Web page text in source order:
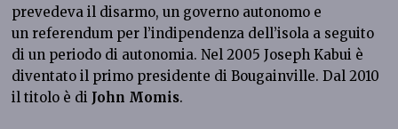
prevedeva il disarmo, un governo autonomo e
un referendum per l’indipendenza dell’isola a seguito
di un periodo di autonomia. Nel 2005 Joseph Kabui è
diventato il primo presidente di Bougainville. Dal 2010
il titolo è di John Momis.